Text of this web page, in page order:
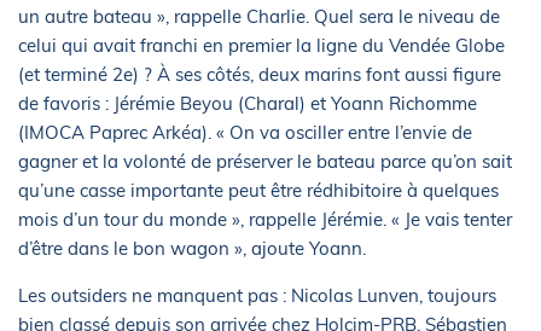
un autre bateau », rappelle Charlie. Quel sera le niveau de
celui qui avait franchi en premier la ligne du Vendée Globe
(et terminé 2e) ? À ses côtés, deux marins font aussi figure
de favoris : Jérémie Beyou (Charal) et Yoann Richomme
(IMOCA Paprec Arkéa). « On va osciller entre l’envie de
gagner et la volonté de préserver le bateau parce qu’on sait
qu’une casse importante peut être rédhibitoire à quelques
mois d’un tour du monde », rappelle Jérémie. « Je vais tenter
d’être dans le bon wagon », ajoute Yoann.
Les outsiders ne manquent pas : Nicolas Lunven, toujours
bien classé depuis son arrivée chez Holcim-PRB, Sébastien